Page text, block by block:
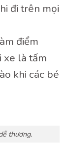
đi trên mọi
điểm
xe là tấm
khi các bé
thương.